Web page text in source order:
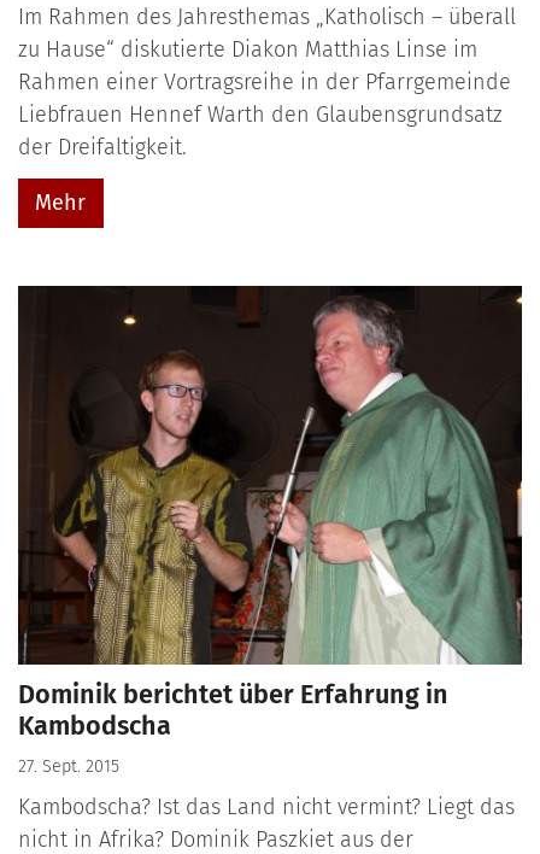
Im Rahmen des Jahresthemas „Katholisch – überall
zu Hause“ diskutierte Diakon Matthias Linse im
Rahmen einer Vortragsreihe in der Pfarrgemeinde
Liebfrauen Hennef Warth den Glaubensgrundsatz
der Dreifaltigkeit.
Mehr
Dominik berichtet über Erfahrung in
Kambodscha
27. Sept. 2015
Kambodscha? Ist das Land nicht vermint? Liegt das
nicht in Afrika? Dominik Paszkiet aus der